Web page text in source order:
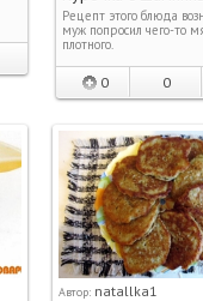
Рецепт этого блюда
муж попросил чего-то
плотного.
0 0
Автор: natallka1